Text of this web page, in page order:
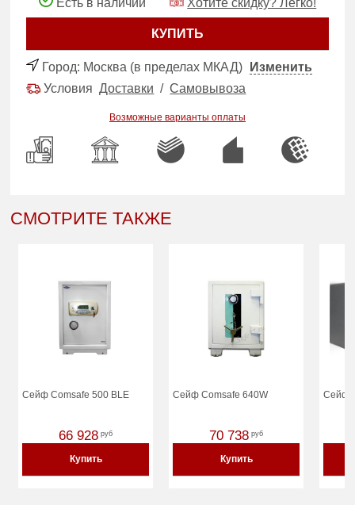
КУПИТЬ
Город: Москва (в пределах МКАД)
Изменить
УсловияДоставки /Самовывоза
Возможные варианты оплаты
СМОТРИТЕ ТАКЖЕ
Сейф Comsafe 500 BLE
66 928 руб
Купить
Сейф Comsafe 640W
70 738 руб
Купить
Сейф